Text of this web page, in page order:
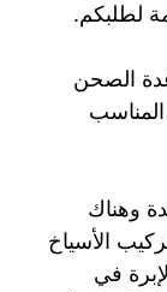
لطلبكم.
الصحن
وهناك
الأسياخ
في